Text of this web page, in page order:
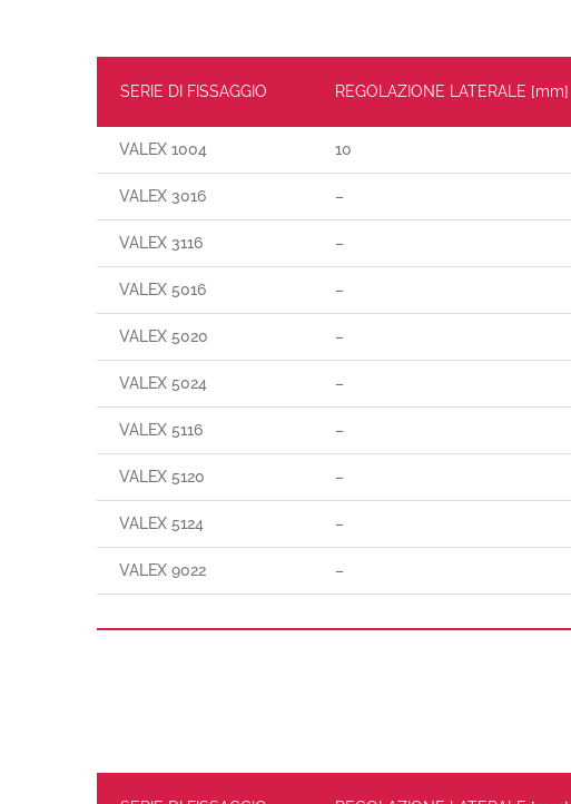
SERIE DI FISSAGGIO REGOLAZIONE LATERALE [mm]
VALEX 1004 10
VALEX 3016 –
VALEX 3116 –
VALEX 5016 –
VALEX 5020 –
VALEX 5024 –
VALEX 5116 –
VALEX 5120 –
VALEX 5124 –
VALEX 9022 –